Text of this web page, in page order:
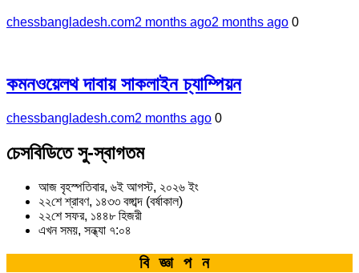
chessbangladesh.com2 months ago2 months ago 0
কমনওয়েলথ দাবায় সাকলাইন চ্যাম্পিয়ন
chessbangladesh.com2 months ago 0
চেসবিডিতে সু-স্বাগতম
আজ বৃহস্পতিবার, ৬ই আগস্ট, ২০২৬ ইং
২২শে শ্রাবণ, ১৪৩৩ বঙ্গাব্দ (বর্ষাকাল)
২২শে সফর, ১৪৪৮ হিজরী
এখন সময়, সন্ধ্যা ৭:০৪
বিজ্ঞাপন